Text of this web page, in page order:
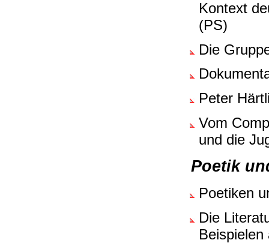
Kontext
(PS)
Die
Peter
Vom
und die
Poetik
Poetiken
Die